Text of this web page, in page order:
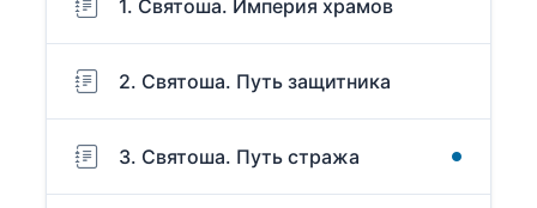
1. Святоша. Империя храмов
2. Святоша. Путь защитника
3. Святоша. Путь стража